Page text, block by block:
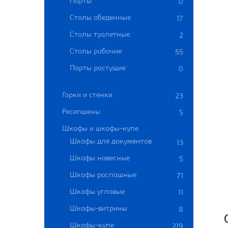
0
Столы обеденные 17
Столы туалетные 2
Столы рабочие 55
Парты растущие 0
Горки и стенки 23
Ресепшены 5
Шкафы и шкафы-купе
Шкафы для документов
13
Шкафы навесные
5
Шкафы распашные 71
Шкафы угловые 11
Шкафы-витрины 8
Шкафы-купе